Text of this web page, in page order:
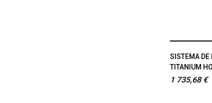
SISTEMA DE
TITANIUM
1 735,68 €